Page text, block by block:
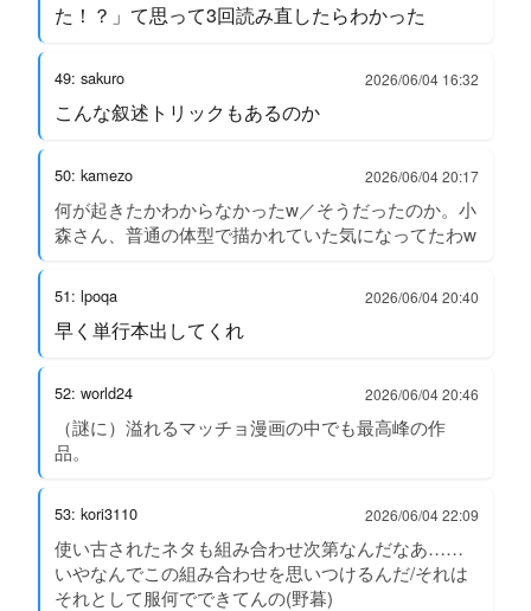
た！？」て思って3回読み直したらわかった
49: sakuro 2026/06/04 16:32
こんな叙述トリックもあるのか
50: kamezo 2026/06/04 20:17
何が起きたかわからなかったw／そうだったのか。小
森さん、普通の体型で描かれていた気になってたわw
51: lpoqa 2026/06/04 20:40
早く単行本出してくれ
52: world24 2026/06/04 20:46
（謎に）溢れるマッチョ漫画の中でも最高峰の作
品。
53: kori3110 2026/06/04 22:09
使い古されたネタも組み合わせ次第なんだなあ……
いやなんでこの組み合わせを思いつけるんだ/それは
それとして服何でできてんの(野暮)